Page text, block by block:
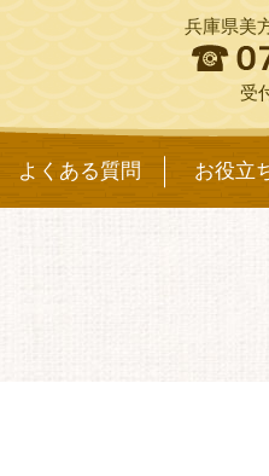
兵庫県美
受
よくある質問 お役立